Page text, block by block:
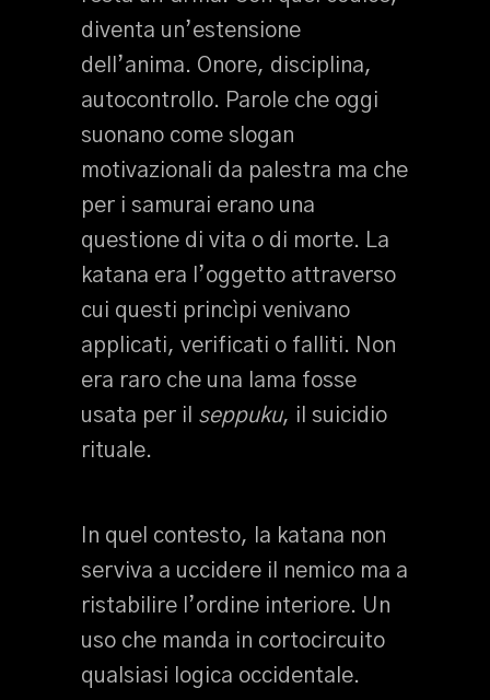
diventa un’estensione
dell’anima. Onore, disciplina,
autocontrollo. Parole che oggi
suonano come slogan
motivazionali da palestra ma che
per i samurai erano una
questione di vita o di morte. La
katana era l’oggetto attraverso
cui questi princìpi venivano
applicati, verificati o falliti. Non
era raro che una lama fosse
usata per il seppuku, il suicidio
rituale.
In quel contesto, la katana non
serviva a uccidere il nemico ma a
ristabilire l’ordine interiore. Un
uso che manda in cortocircuito
qualsiasi logica occidentale.